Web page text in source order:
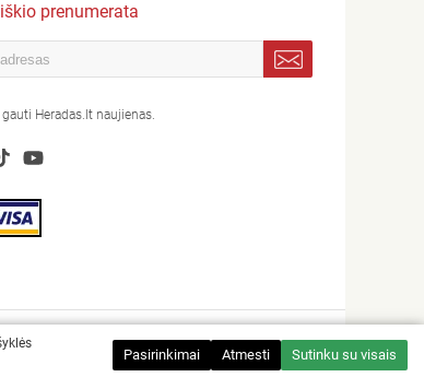
prenumerata
Heradas.lt naujienas.
Sprendimas:
Pasirinkimai Atmesti Sutinku su visais